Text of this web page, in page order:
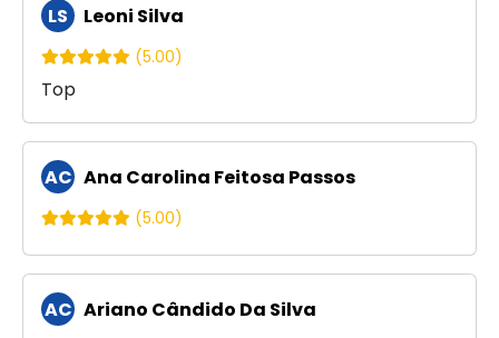
LS Leoni Silva
(5.00)
Top
AC Ana Carolina Feitosa Passos
(5.00)
AC Ariano Cândido Da Silva